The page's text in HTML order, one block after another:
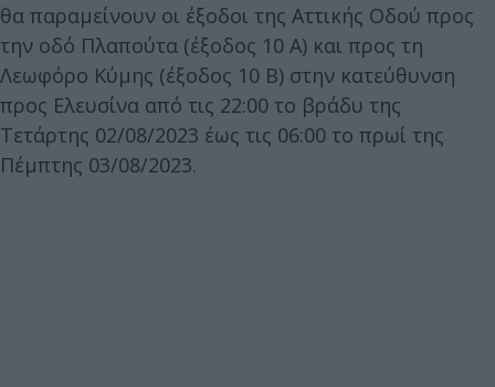
θα παραμείνουν οι έξοδοι της Αττικής Οδού προς
την οδό Πλαπούτα (έξοδος 10 Α) και προς τη
Λεωφόρο Κύμης (έξοδος 10 Β) στην κατεύθυνση
προς Ελευσίνα από τις 22:00 το βράδυ της
Τετάρτης 02/08/2023 έως τις 06:00 το πρωί της
Πέμπτης 03/08/2023.